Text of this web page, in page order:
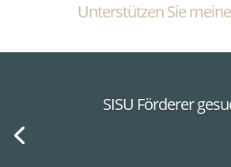
Unterstützen Sie
SISU Förderer